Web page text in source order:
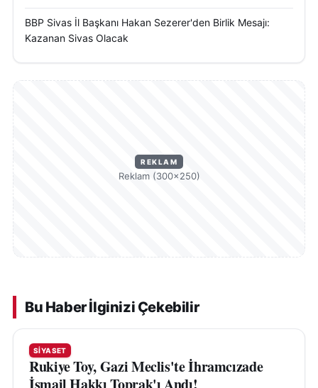
BBP Sivas İl Başkanı Hakan Sezerer'den Birlik Mesajı:
Kazanan Sivas Olacak
REKLAM
Reklam (300×250)
Bu Haber İlginizi Çekebilir
SIYASET
Rukiye Toy, Gazi Meclis'te İhramcızade